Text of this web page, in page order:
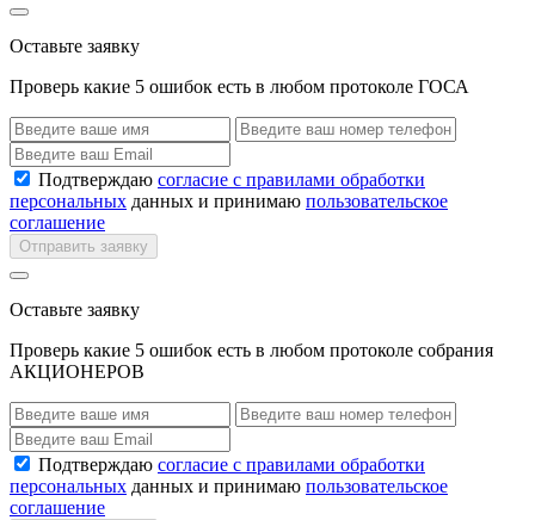
Оставьте заявку
Проверь какие 5 ошибок есть в любом протоколе ГОСА
Подтверждаю согласие с правилами обработки
персональных данных и принимаю пользовательское
соглашение
Отправить заявку
Оставьте заявку
Проверь какие 5 ошибок есть в любом протоколе собрания
АКЦИОНЕРОВ
Подтверждаю согласие с правилами обработки
персональных данных и принимаю пользовательское
соглашение